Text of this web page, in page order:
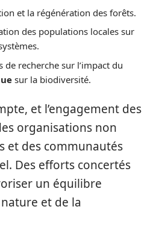
et la régénération des forêts.
des populations locales sur
recherche sur l’impact du
sur la biodiversité.
et l’engagement des
organisations non
et des communautés
Des efforts concertés
un équilibre
et de la